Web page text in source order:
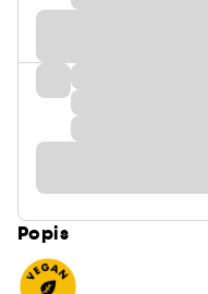
Popis